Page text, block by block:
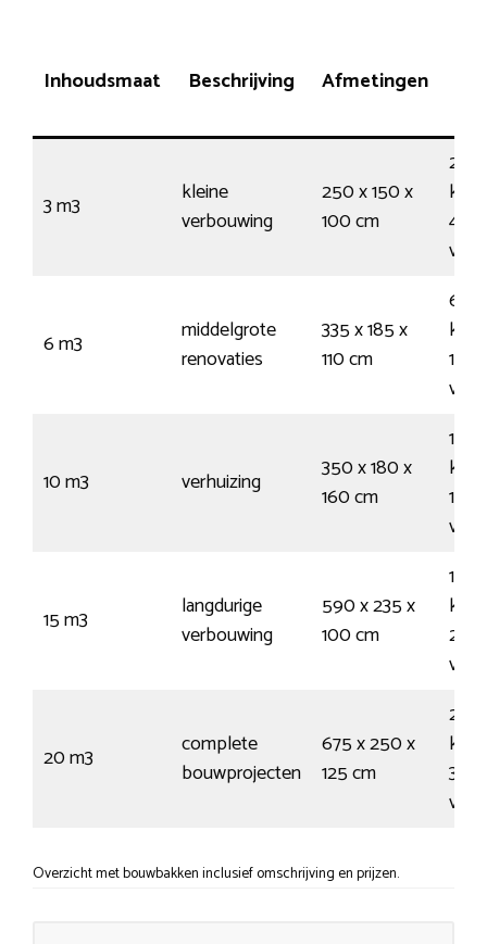
Inhoudsmaat Beschrijving Afmetingen
3 m3
kleine
verbouwing
250 x 150 x
100 cm
25
45
6 m3
middelgrote
renovaties
335 x 185 x
110 cm
60
100
10 m3 verhuizing
350 x 180 x
160 cm
100
165
15 m3
langdurige
verbouwing
590 x 235 x
100 cm
150
260
20 m3
complete
bouwprojecten
675 x 250 x
125 cm
200
330
Overzicht met bouwbakken inclusief omschrijving en prijzen.